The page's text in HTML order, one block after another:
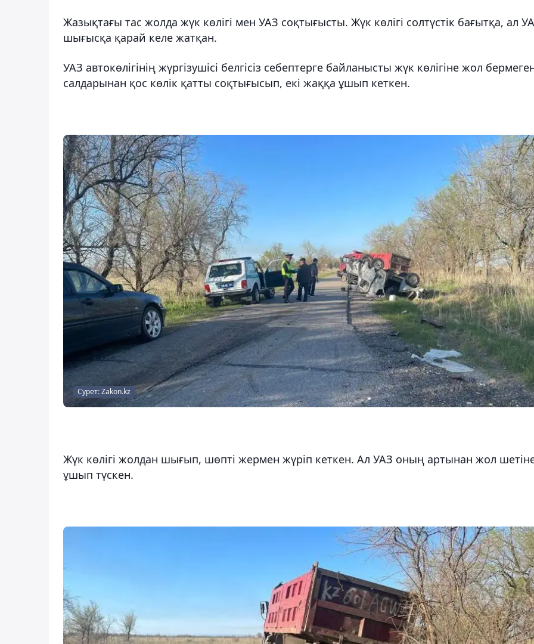
Жазықтағы тас жолда жүк көлігі мен УАЗ соқтығысты. Жүк көлігі солтүстік бағытқа, ал
шығысқа қарай келе жатқан.
УАЗ автокөлігінің жүргізушісі белгісіз себептерге байланысты жүк көлігіне жол
салдарынан қос көлік қатты соқтығысып, екі жаққа ұшып кеткен.
Сурет: Zakon.kz
Жүк көлігі жолдан шығып, шөпті жермен жүріп кеткен. Ал УАЗ оның артынан жол
ұшып түскен.